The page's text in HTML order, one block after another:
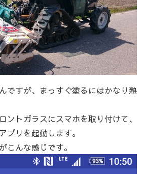
ですが、まっすぐ塗るにはかなり熟
ントガラスにスマホを取り付けて、
プリを起動します。
こんな感じです。